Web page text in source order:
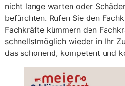
nicht lange warten oder
befürchten. Rufen Sie den
Fachkräfte kümmern den
schnellstmöglich wieder in Ihr
das schonend, kompetent und